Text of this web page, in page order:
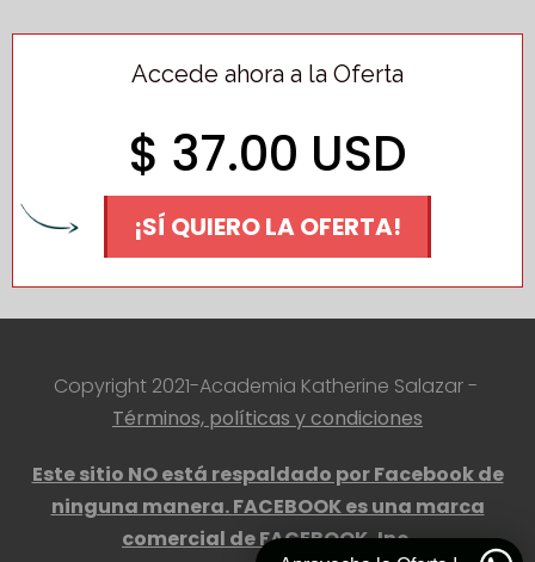
Accede ahora a la Oferta
$ 37.00 USD
¡SÍ QUIERO LA OFERTA!
Copyright 2021-Academia Katherine Salazar -
Términos, políticas y condiciones
Este sitio NO está respaldado por Facebook de
ninguna manera.FACEBOOK es una marca
comercial de FACEBOOK, Inc.